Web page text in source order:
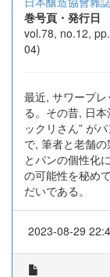
巻号頁・発行日
vol.78, no.12,
04)
最近, サワープ
る。その昔, 日
ックリさん” が
で, 筆者と老舗
とパンの個性化
の可能性を秘め
だいである。
2023-08-29